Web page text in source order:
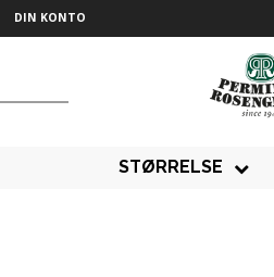
DIN KONTO
STØRRELSE